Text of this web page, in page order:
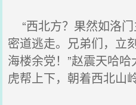
“西北方？果然如洛
密道逃走。兄弟们，立
海楼余党！”赵震天哈
虎帮上下，朝着西北山